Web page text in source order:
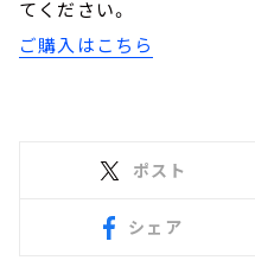
てください。
ご購入はこちら
ポスト
シェア